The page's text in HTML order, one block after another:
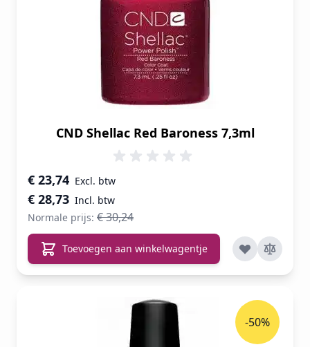
CND Shellac Red Baroness 7,3ml
Speciale prijs
€ 28,73
€ 23,74
Normale prijs: € 30,24
Toevoegen aan winkelwagentje
-50%